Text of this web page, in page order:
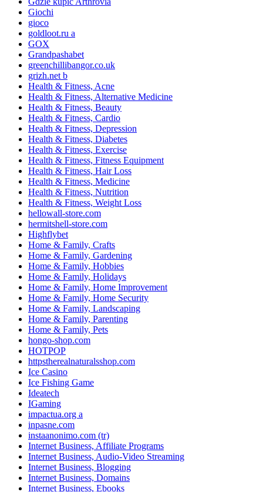
Giochi
gioco
goldloot.ru a
GOX
Grandpashabet
greenchillibangor.co.uk
grizh.net b
Health & Fitness, Acne
Health & Fitness, Alternative Medicine
Health & Fitness, Beauty
Health & Fitness, Cardio
Health & Fitness, Depression
Health & Fitness, Diabetes
Health & Fitness, Exercise
Health & Fitness, Fitness Equipment
Health & Fitness, Hair Loss
Health & Fitness, Medicine
Health & Fitness, Nutrition
Health & Fitness, Weight Loss
hellowall-store.com
hermitshell-store.com
Highflybet
Home & Family, Crafts
Home & Family, Gardening
Home & Family, Hobbies
Home & Family, Holidays
Home & Family, Home Improvement
Home & Family, Home Security
Home & Family, Landscaping
Home & Family, Parenting
Home & Family, Pets
hongo-shop.com
HOTPOP
httpstherealnaturalsshop.com
Ice Casino
Ice Fishing Game
Ideatech
IGaming
impactua.org a
inpasne.com
instaanonimo.com (tr)
Internet Business, Affiliate Programs
Internet Business, Audio-Video Streaming
Internet Business, Blogging
Internet Business, Domains
Internet Business, Ebooks